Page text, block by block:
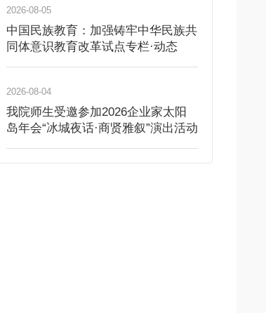
2026-08-05
中国民族教育：加强铸牢中华民族共
同体意识教育改革试点专栏·动态
2026-08-04
我院师生受邀参加2026企业家太阳
岛年会“冰城夜话·商贤雅叙”演出活动